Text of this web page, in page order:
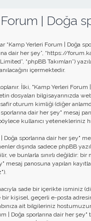
| Doğa
“Kamp Yerleri Forum | Doğa
dair her şey”, “https://
“phpBB Takımları”)
içermektedir.
İlki, "Kamp Yerleri Forum
dosyaları bilgisayarınızda
oturum kimliği (diğer
dair her şey" mesaj
kullanıcı yetenekleriniz
Doğa sporlarına dair her şey"
dışında sadece phpBB
ve bunlarla sınırlı değildir:
mesaj panosuna yapılan
sade bir içerikte isminiz
kişisel, geçerli e-posta
ait bilgileriniz
| Doğa sporlarına dair her